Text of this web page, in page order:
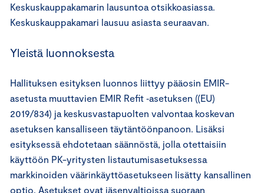
Keskuskauppakamarin lausuntoa otsikkoasiassa.
Keskuskauppakamari lausuu asiasta seuraavan.
Yleistä luonnoksesta
Hallituksen esityksen luonnos liittyy pääosin EMIR-
asetusta muuttavien EMIR Refit ‑asetuksen ((EU)
2019/834) ja keskusvastapuolten valvontaa koskevan
asetuksen kansalliseen täytäntöönpanoon. Lisäksi
esityksessä ehdotetaan säännöstä, jolla otettaisiin
käyttöön PK-yritysten listautumisasetuksessa
markkinoiden väärinkäyttöasetukseen lisätty kansallinen
optio. Asetukset ovat jäsenvaltioissa suoraan